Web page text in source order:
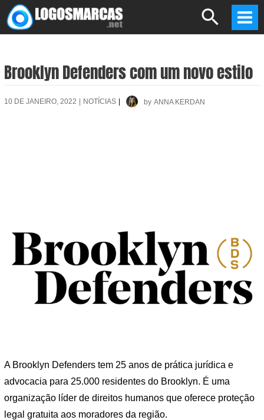
Skip
to
Search
Brooklyn Defenders com um novo estilo
10 DE JANEIRO, 2022 NOTÍCIAS by ANNA KERDAN
A Brooklyn Defenders tem 25 anos de prática jurídica e
advocacia para 25.000 residentes do Brooklyn. É uma
organização líder de direitos humanos que oferece proteção
legal gratuita aos moradores da região.